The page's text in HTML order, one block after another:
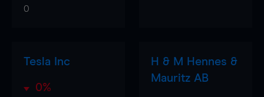
0
Tesla Inc
0%
H & M Hennes &
Mauritz AB